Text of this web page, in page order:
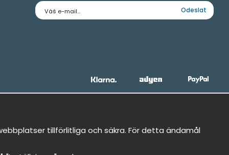
E-
mailová
Odeslat
tillförlitliga och säkra. För detta ändamål